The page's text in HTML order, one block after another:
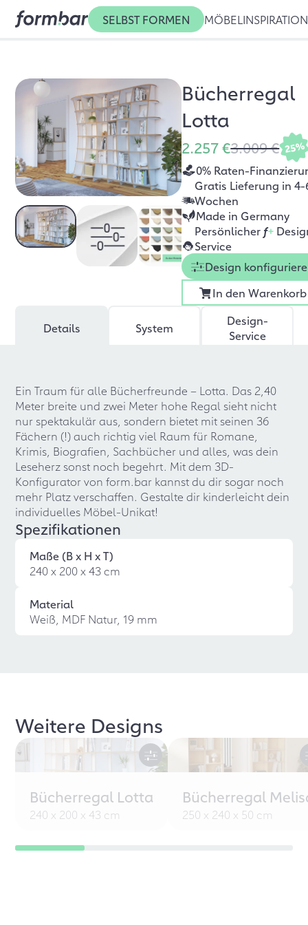
SELBST FORMEN MÖBEL INSPIRATION
Bücherregal
Lotta
2.257 €3.009 € 25%
0% Raten-
Gratis Lieferung in 4-
Wochen
Made in Germany
Persönlicher f+
Service
Design
In den Warenkorb
Details System
Design-
Service
Ein Traum für alle Bücherfreunde – Lotta. Das 2,40
Meter breite und zwei Meter hohe Regal sieht nicht
nur spektakulär aus, sondern bietet mit seinen 36
Fächern (!) auch richtig viel Raum für Romane,
Krimis, Biografien, Sachbücher und alles, was dein
Leseherz sonst noch begehrt. Mit dem 3D-
Konfigurator von form.bar kannst du dir sogar noch
mehr Platz verschaffen. Gestalte dir kinderleicht dein
individuelles Möbel-Unikat!
Spezifikationen
Maße (B x H x T)
240 x 200 x 43 cm
Material
Weiß, MDF Natur, 19 mm
Weitere Designs
Bücherregal Lotta
240 x 200 x 43 cm
Bücherregal
250 x 240 x 50 cm